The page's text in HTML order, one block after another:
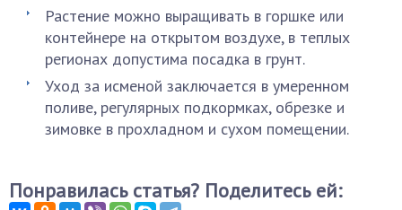
Растение можно выращивать в горшке или
контейнере на открытом воздухе, в теплых
регионах допустима посадка в грунт.
Уход за исменой заключается в умеренном
поливе, регулярных подкормках, обрезке и
зимовке в прохладном и сухом помещении.
Понравилась статья? Поделитесь ей: